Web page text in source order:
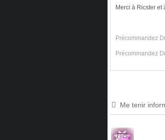
Merci à Ricster et
Précommandez
Précommandez
Me tenir